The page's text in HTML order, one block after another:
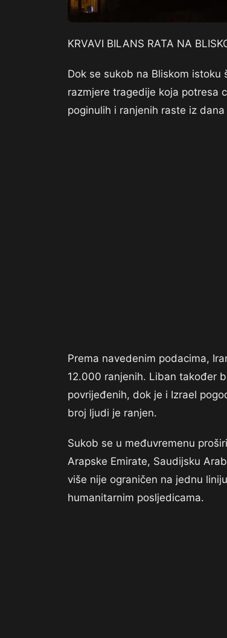
KRVAVI BILANS RATA NA
Dok se sukob na Bliskom
razmjere tragedije koja potresa
poginulih i ranjenih raste iz
Prema navedenim podacima,
12.000 ranjenih. Liban također
povrijeđenih, dok je i Izrael
broj ljudi je ranjen.
Sukob se u međuvremenu
Arapske Emirate, Saudijsku
više nije ograničen na jednu
humanitarnim posljedicama.